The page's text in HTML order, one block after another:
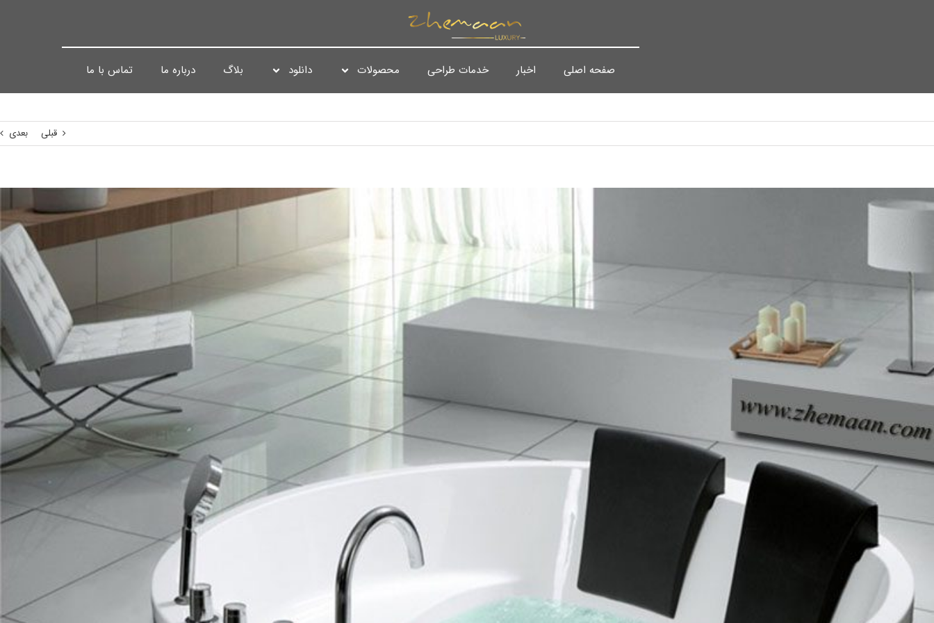
صفحه اصلی اخبار خدمات طراحی محصولات دانلود بلاگ درباره ما تماس با ما
قبلی بعدی